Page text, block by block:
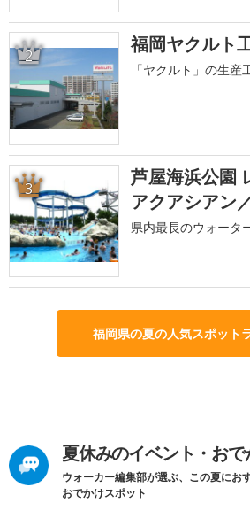
2 福岡ヤクルト
「ヤクルト」の生産
3
芦屋海浜公園
アクアシアン
県内最長のウォータ
福岡県の夏の人気スポット
夏休みのイベント・お
ウォーカー編集部が選ぶ、この夏にお
おでかけスポット